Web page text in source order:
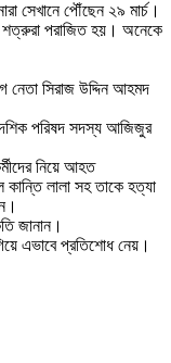
সেখানে পৌঁছেন ২৯ মার্চ।
শত্রুরা পরাজিত হয়। অনেকে
নেতা সিরাজ উদ্দিন আহমদ
পরিষদ সদস্য আজিজুর
নিয়ে আহত
লালা সহ তাকে হত্যা
জানান।
এভাবে প্রতিশোধ নেয়।